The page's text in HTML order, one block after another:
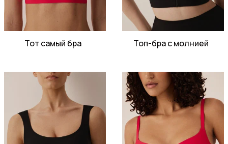
Тот самый бра Топ-бра с молнией